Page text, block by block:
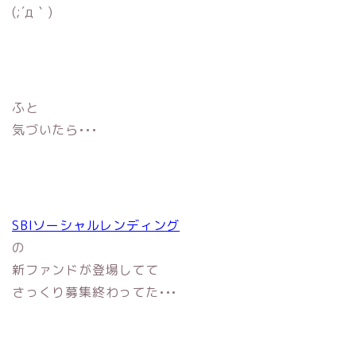
(;´д｀)
ふと
気づいたら•••
SBIソーシャルレンディング
の
新ファンドが登場してて
さっくり募集終わってた•••